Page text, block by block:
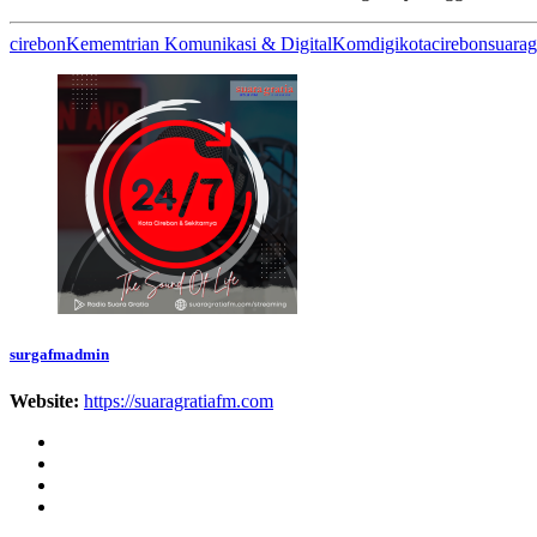
cirebonKememtrian Komunikasi & DigitalKomdigikotacirebon
surgafmadmin
Website: https://suaragratiafm.com